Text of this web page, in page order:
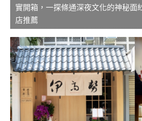
實開箱，一探條通深夜文化的神秘面
店推薦